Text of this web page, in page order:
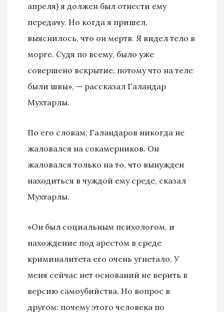
апреля) я должен был отнести ему
передачу. Но когда я пришел,
выяснилось, что он мертв. Я видел тело в
морге. Судя по всему, было уже
совершено вскрытие, потому что на теле
были швы», — рассказал Галандар
Мухтарлы.
По его словам, Галандаров никогда не
жаловался на сокамерников. Он
жаловался только на то, что вынужден
находиться в чуждой ему среде, сказал
Мухтарлы.
«Он был социальным психологом, и
нахождение под арестом в среде
криминалитета его очень угнетало. У
меня сейчас нет оснований не верить в
версию самоубийства. Но вопрос в
другом: почему этого человека по